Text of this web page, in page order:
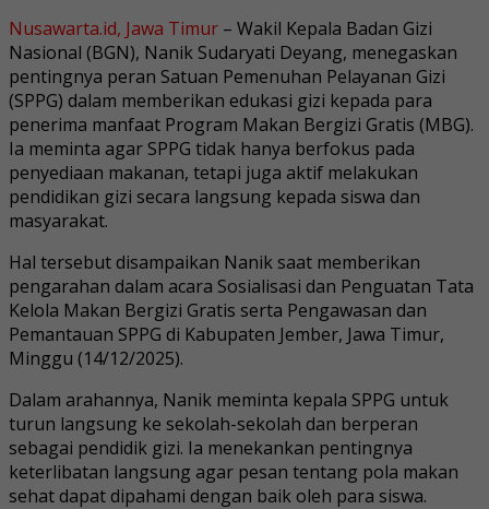
Nusawarta.id, Jawa Timur – Wakil Kepala Badan Gizi
Nasional (BGN), Nanik Sudaryati Deyang, menegaskan
pentingnya peran Satuan Pemenuhan Pelayanan Gizi
(SPPG) dalam memberikan edukasi gizi kepada para
penerima manfaat Program Makan Bergizi Gratis (MBG).
Ia meminta agar SPPG tidak hanya berfokus pada
penyediaan makanan, tetapi juga aktif melakukan
pendidikan gizi secara langsung kepada siswa dan
masyarakat.
Hal tersebut disampaikan Nanik saat memberikan
pengarahan dalam acara Sosialisasi dan Penguatan Tata
Kelola Makan Bergizi Gratis serta Pengawasan dan
Pemantauan SPPG di Kabupaten Jember, Jawa Timur,
Minggu (14/12/2025).
Dalam arahannya, Nanik meminta kepala SPPG untuk
turun langsung ke sekolah-sekolah dan berperan
sebagai pendidik gizi. Ia menekankan pentingnya
keterlibatan langsung agar pesan tentang pola makan
sehat dapat dipahami dengan baik oleh para siswa.